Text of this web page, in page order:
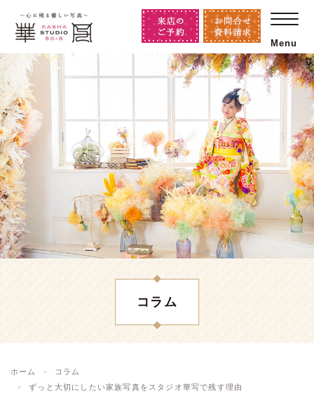
Menu
コラム
ホーム
コラム
ずっと大切にしたい家族写真をスタジオ華写で残す理由